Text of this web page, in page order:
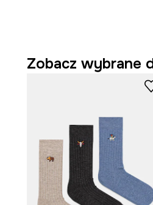
pozwolą Ci odkrywać
Oryginalnym dodatkiem
skrywające krótkie
Wzór inspirowany
- Wyprodukowano w
- Liczba par w zestawie: 2.
- Wzorzysta dzianina.
Zobacz wybrane